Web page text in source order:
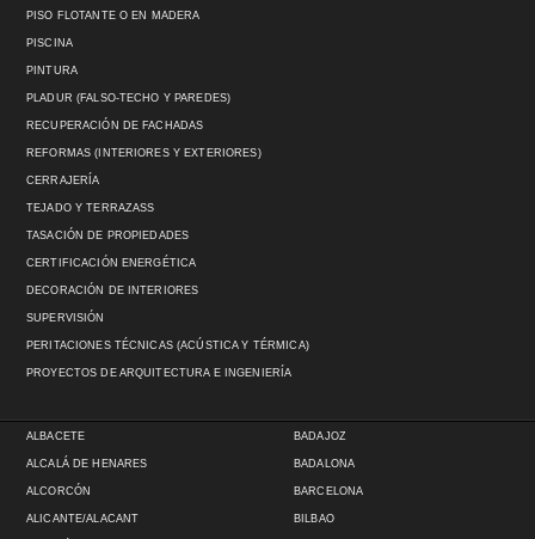
PISO FLOTANTE O EN MADERA
PISCINA
PINTURA
PLADUR (FALSO-TECHO Y PAREDES)
RECUPERACIÓN DE FACHADAS
REFORMAS (INTERIORES Y EXTERIORES)
CERRAJERÍA
TEJADO Y TERRAZASS
TASACIÓN DE PROPIEDADES
CERTIFICACIÓN ENERGÉTICA
DECORACIÓN DE INTERIORES
SUPERVISIÓN
PERITACIONES TÉCNICAS (ACÚSTICA Y TÉRMICA)
PROYECTOS DE ARQUITECTURA E INGENIERÍA
ALBACETE
ALCALÁ DE HENARES
ALCORCÓN
ALICANTE/ALACANT
BADAJOZ
BADALONA
BARCELONA
BILBAO